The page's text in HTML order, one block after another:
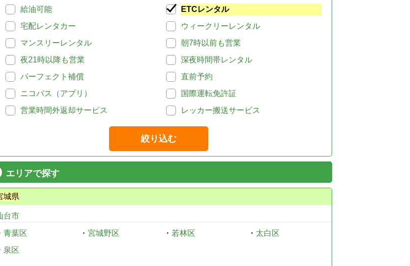
給油可能
ETCレンタル
宅配レンタカー
ウィークリーレンタル
マンスリーレンタル
朝7時以前も営業
夜21時以降も営業
深夜時間帯レンタル
パーフェクト補償
直前予約
ニコパス（アプリ）
国際運転免許証
営業時間外返却サービス
レッカー搬送サービス
絞り込む
エリアで探す
城県
台市
青葉区 ・ 宮城野区 ・ 若林区 ・ 太白区
泉区